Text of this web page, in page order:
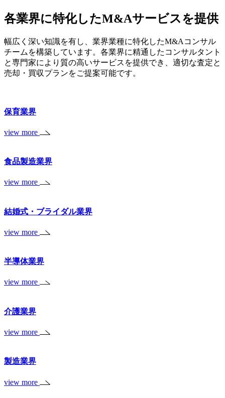
各業界に特化したM&Aサービスを提供
幅広く深い知識を有し、業界業種に特化したM&Aコンサル
チームを構築しています。各業界に精通したコンサルタント
と専門家により質の高いサービスを提供でき、適切な査定と
売却・買収プランをご提案可能です。
保育業界
view more
食品製造業界
view more
結婚式・ブライダル業界
view more
半導体業界
view more
介護業界
view more
製造業界
view more